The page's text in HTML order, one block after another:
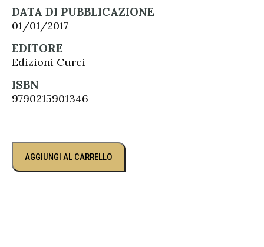
DATA DI PUBBLICAZIONE
01/01/2017
EDITORE
Edizioni Curci
ISBN
9790215901346
AGGIUNGI AL CARRELLO